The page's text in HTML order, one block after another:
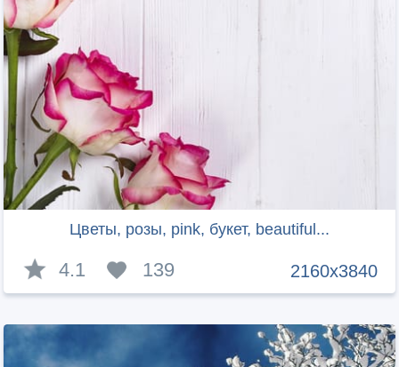
Цветы, розы, pink, букет, beautiful...
2160x3840
4.1 139